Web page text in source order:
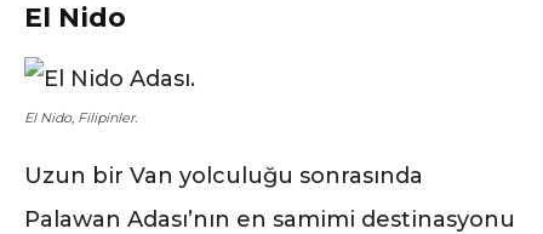
El Nido
El Nido, Filipinler.
Uzun bir Van yolculuğu sonrasında
Palawan Adası’nın en samimi destinasyonu